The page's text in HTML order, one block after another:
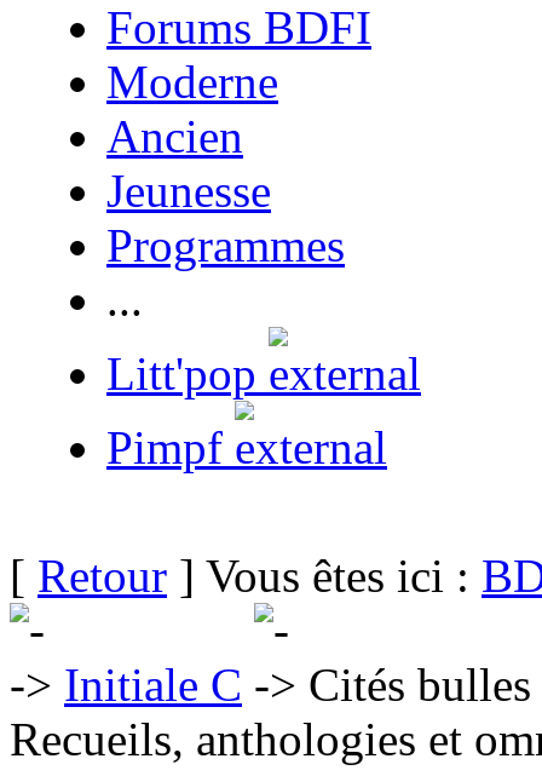
Forums BDFI
Moderne
Ancien
Jeunesse
Programmes
...
Litt'pop
Pimpf
[ Retour ] Vous êtes ici :
Initiale C
Cités bulles
Recueils, anthologies et